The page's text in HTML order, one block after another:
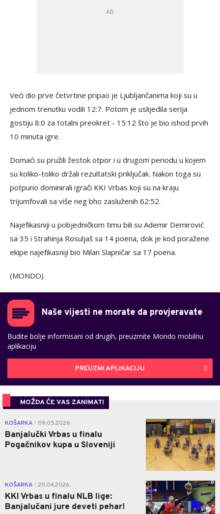
Veći dio prve četvrtine pripao je Ljubljančanima koji su u
jednom trenutku vodili 12:7. Potom je uslijedila serija
gostiju 8:0 za totalni preokret - 15:12 što je bio ishod prvih
10 minuta igre.
Domaći su pružili žestok otpor i u drugom periodu u kojem
su koliko-toliko držali rezultatski priključak. Nakon toga su
potpuno dominirali igrači KKI Vrbas koji su na kraju
trijumfovali sa više neg bho zasluženih 62:52.
Najefikasniji u pobjedničkom timu bili su Ademir Demirović
sa 35 i Strahinja Rosuljaš sa 14 poena, dok je kod poražene
ekipe najefikasniji bio Milan Slapničar sa 17 poena.
(MONDO)
Naše vijesti ne morate da provjeravate
Budite bolje informisani od drugih, preuzmite Mondo mobilnu
aplikaciju
PREUZMI APLIKACIJU
MOŽDA ĆE VAS ZANIMATI
KOŠARKA 09.05.2026.
Banjalučki Vrbas u finalu
Pogačnikov kupa u Sloveniji
0
KOŠARKA 20.04.2026.
KKI Vrbas u finalu NLB lige:
Banjalučani jure deveti pehar!
0